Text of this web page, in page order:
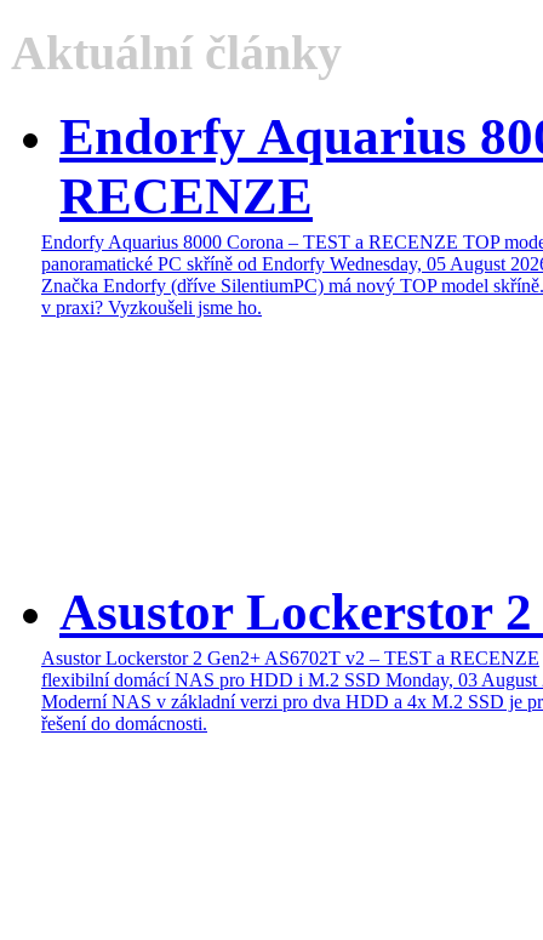
Aktuální články
Endorfy Aquarius
RECENZE
Endorfy Aquarius 8000 Corona – TEST a RECENZE TOP
panoramatické PC skříně od Endorfy Wednesday, 05 August
Značka Endorfy (dříve SilentiumPC) má nový TOP model
v praxi? Vyzkoušeli jsme ho.
Asustor Lockerstor
Asustor Lockerstor 2 Gen2+ AS6702T v2 – TEST a RECENZE
flexibilní domácí NAS pro HDD i M.2 SSD Monday, 03 August
Moderní NAS v základní verzi pro dva HDD a 4x M.2 SSD je
řešení do domácnosti.